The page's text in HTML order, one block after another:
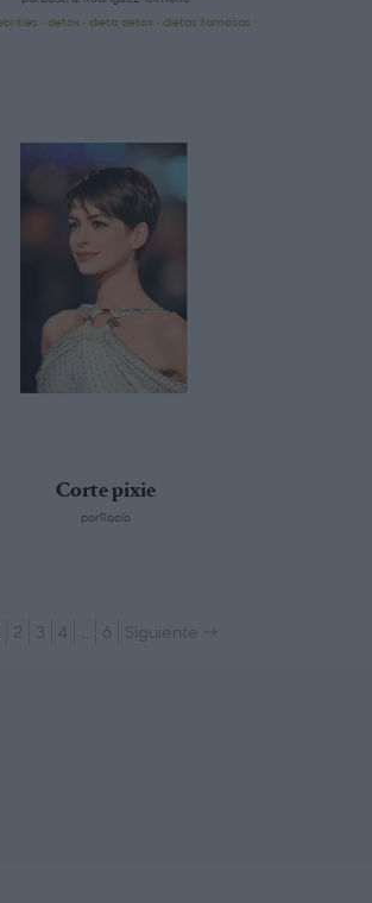
detox· dieta detox· dietas famosas
Corte pixie
porRocío
2 3 4 … 6 Siguiente →